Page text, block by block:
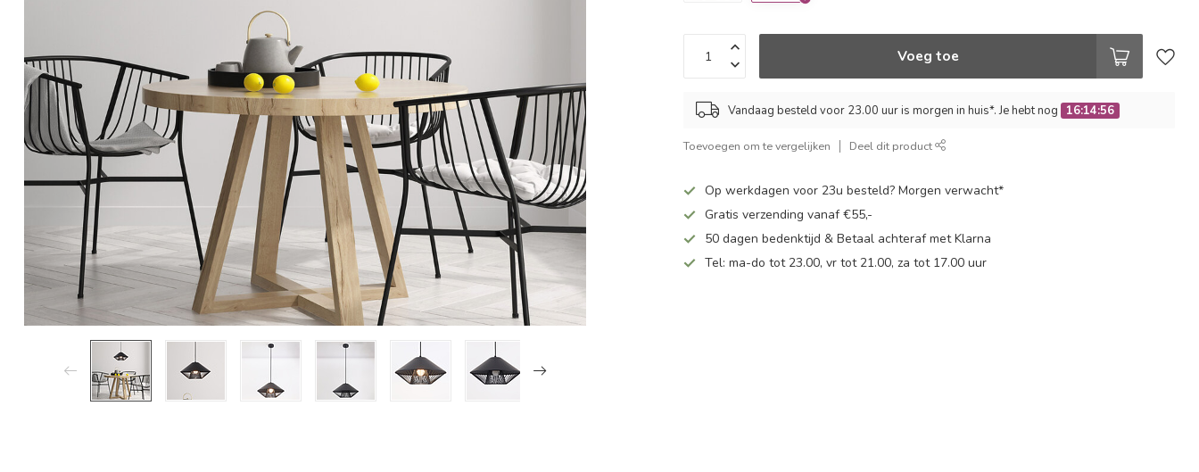
Voeg toe
Vandaag besteld voor 23.00 uur is morgen in huis*. Je hebt nog 16:14:56
Toevoegen om te vergelijken Deel dit product
Op werkdagen voor 23u besteld? Morgen verwacht*
Gratis verzending vanaf €55,-
50 dagen bedenktijd & Betaal achteraf met Klarna
Tel: ma-do tot 23.00, vr tot 21.00, za tot 17.00 uur